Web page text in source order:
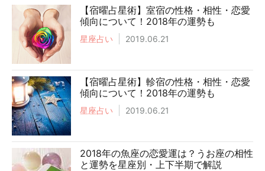
【宿曜占星術】室宿の性格・相性・恋愛
傾向について！2018年の運勢も
星座占い 2019.06.21
【宿曜占星術】軫宿の性格・相性・恋愛
傾向について！2018年の運勢も
星座占い 2019.06.21
2018年の魚座の恋愛運は？うお座の相性
と運勢を星座別・上下半期で解説